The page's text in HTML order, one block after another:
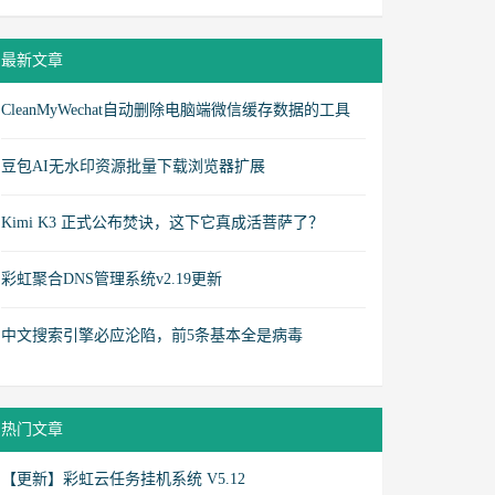
最新文章
CleanMyWechat自动删除电脑端微信缓存数据的工具
豆包AI无水印资源批量下载浏览器扩展
Kimi K3 正式公布焚诀，这下它真成活菩萨了？
彩虹聚合DNS管理系统v2.19更新
中文搜索引擎必应沦陷，前5条基本全是病毒
热门文章
【更新】彩虹云任务挂机系统 V5.12